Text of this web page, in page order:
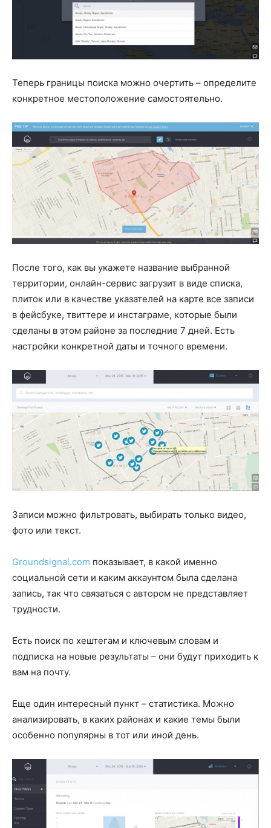
Теперь границы поиска можно очертить – определите
конкретное местоположение самостоятельно.
После того, как вы укажете название выбранной
территории, онлайн-сервис загрузит в виде списка,
плиток или в качестве указателей на карте все записи
в фейсбуке, твиттере и инстаграме, которые были
сделаны в этом районе за последние 7 дней. Есть
настройки конкретной даты и точного времени.
Записи можно фильтровать, выбирать только видео,
фото или текст.
Groundsignal.com показывает, в какой именно
социальной сети и каким аккаунтом была сделана
запись, так что связаться с автором не представляет
трудности.
Есть поиск по хештегам и ключевым словам и
подписка на новые результаты – они будут приходить к
вам на почту.
Еще один интересный пункт – статистика. Можно
анализировать, в каких районах и какие темы были
особенно популярны в тот или иной день.